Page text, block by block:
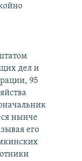
дел и
95
нынче
его